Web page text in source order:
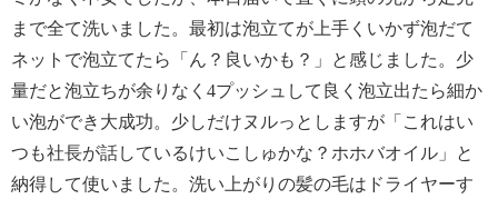
まで全て洗いました。最初は泡立てが上手くいかず泡だて
ネットで泡立てたら「ん？良いかも？」と感じました。少
量だと泡立ちが余りなく4プッシュして良く泡立出たら細か
い泡ができ大成功。少しだけヌルっとしますが「これはい
つも社長が話しているけいこしゅかな？ホホバオイル」と
納得して使いました。洗い上がりの髪の毛はドライヤーす